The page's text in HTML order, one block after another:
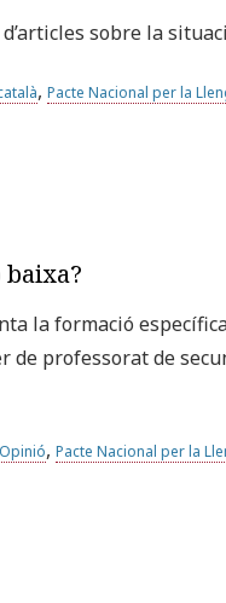
sobre la
, Pacte Nacional per la
la formació
de professorat de
Opinió, Pacte Nacional per la